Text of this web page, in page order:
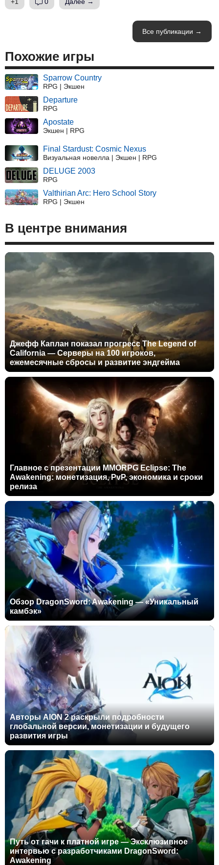
Все публикации →
Похожие игры
Sparrow Country
RPG | Экшен
Departure
RPG
Apostate
Экшен | RPG
Final Stardust: Cosmic Nexus
Визуальная новелла | Экшен | RPG
DELUGE 2003
RPG
Valthirian Arc: Hero School Story
RPG | Экшен
В центре внимания
Джефф Каплан показал прогресс The Legend of
California — Серверы на 100 игроков,
ежемесячные сбросы и развитие эндгейма
Главное с презентации MMORPG Eclipse: The
Awakening: монетизация, PvP, экономика и сроки
релиза
Обзор DragonSword: Awakening — «Уникальный
камбэк»
Авторы AION 2 раскрыли подробности
глобальной версии, монетизации и будущего
развития игры
Путь от гачи к платной игре — Эксклюзивное
интервью с разработчиками DragonSword:
Awakening